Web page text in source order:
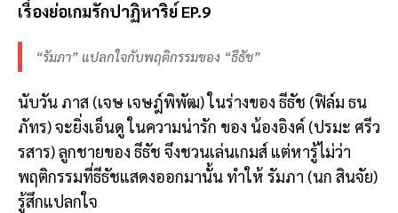
เรื่องย่อเกมรักปาฏิหาริย์ EP.9
“รัมภา” แปลกใจกับพฤติกรรมของ “ธีธัช”
นับวัน ภาส (เจษ เจษฎ์พิพัฒ) ในร่างของ ธีธัช (ฟิล์ม ธน
ภัทร) จะยิ่งเอ็นดู ในความน่ารัก ของ น้องอิงค์ (ปรมะ ศรีว
รสาร) ลูกชายของ ธีธัช จึงชวนเล่นเกมส์ แต่หารู้ไม่ว่า
พฤติกรรมที่ธีธัชแสดงออกมานั้น ทำให้ รัมภา (นก สินจัย)
รู้สึกแปลกใจ